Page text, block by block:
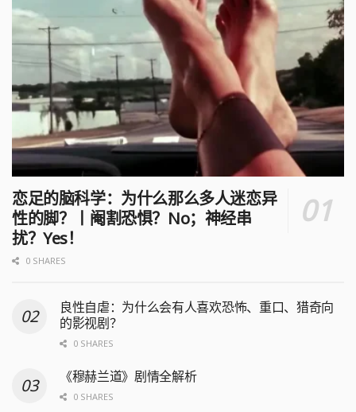
恋足的脑科学：为什么那么多人迷恋异
性的脚？丨阉割恐惧？No；神经串
扰？Yes！
0 SHARES
良性自虐：为什么会有人喜欢恐怖、重口、猎奇向
的影视剧？
0 SHARES
《穆赫兰道》剧情全解析
0 SHARES